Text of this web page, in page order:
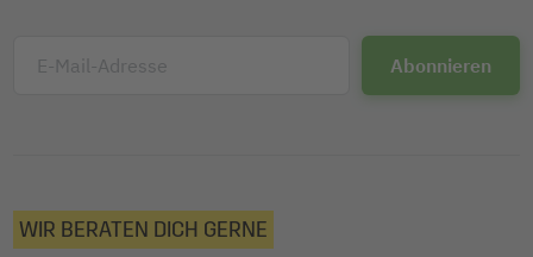
E-Mail-Adresse
WIR BERATEN DICH GERNE